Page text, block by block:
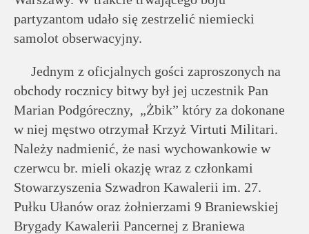
strony
Deklaracja
dostępności
partyzantom udało się zestrzelić niemiecki
samolot obserwacyjny.
Jednym z oficjalnych gości zaproszonych na
obchody rocznicy bitwy był jej uczestnik Pan
Marian Podgóreczny, „Żbik” który za dokonane
w niej męstwo otrzymał Krzyż Virtuti Militari.
Należy nadmienić, że nasi wychowankowie w
czerwcu br. mieli okazję wraz z członkami
Stowarzyszenia Szwadron Kawalerii im. 27.
Pułku Ułanów oraz żołnierzami 9 Braniewskiej
Brygady Kawalerii Pancernej z Braniewa